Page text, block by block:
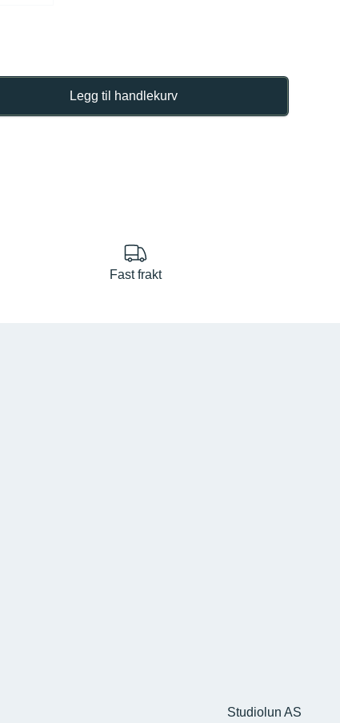
Legg til handlekurv
Fast frakt
Studiolun AS